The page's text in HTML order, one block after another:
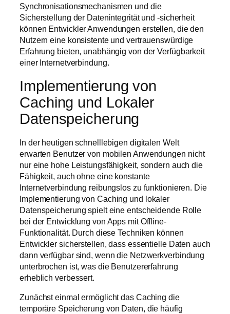
Synchronisationsmechanismen und die
Sicherstellung der Datenintegrität und -sicherheit
können Entwickler Anwendungen erstellen, die den
Nutzern eine konsistente und vertrauenswürdige
Erfahrung bieten, unabhängig von der Verfügbarkeit
einer Internetverbindung.
Implementierung von
Caching und Lokaler
Datenspeicherung
In der heutigen schnelllebigen digitalen Welt
erwarten Benutzer von mobilen Anwendungen nicht
nur eine hohe Leistungsfähigkeit, sondern auch die
Fähigkeit, auch ohne eine konstante
Internetverbindung reibungslos zu funktionieren. Die
Implementierung von Caching und lokaler
Datenspeicherung spielt eine entscheidende Rolle
bei der Entwicklung von Apps mit Offline-
Funktionalität. Durch diese Techniken können
Entwickler sicherstellen, dass essentielle Daten auch
dann verfügbar sind, wenn die Netzwerkverbindung
unterbrochen ist, was die Benutzererfahrung
erheblich verbessert.
Zunächst einmal ermöglicht das Caching die
temporäre Speicherung von Daten, die häufig